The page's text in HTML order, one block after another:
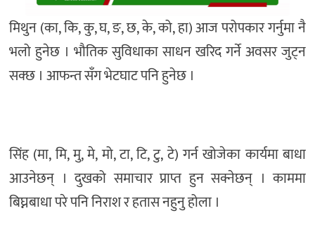
मिथुन (का, कि, कु, घ, ङ, छ, के, को, हा) आज परोपकार गर्नुमा नै
भलो हुनेछ । भौतिक सुविधाका साधन खरिद गर्ने अवसर जुट्न
सक्छ । आफन्त सँग भेटघाट पनि हुनेछ ।
सिंह (मा, मि, मु, मे, मो, टा, टि, टु, टे) गर्न खोजेका कार्यमा बाधा
आउनेछन् । दुखको समाचार प्राप्त हुन सक्नेछन् । काममा
बिघ्नबाधा परे पनि निराश र हतास नहुनु होला ।